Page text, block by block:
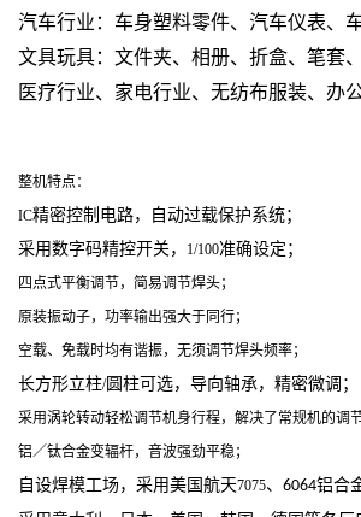
汽车行业：车身塑料零件、汽车仪表、
文具玩具：文件夹、相册、折盒、笔套
医疗行业、家电行业、无纺布服装、办
整机特点：
IC精密控制电路，自动过载保护系统；
采用数字码精控开关，
1/100准确设定；
四点式平衡调节，简易调节焊头；
原装振动子，功率输出强大于同行；
空载、免载时均有谐振，无须调节焊头频率；
长方形立柱/圆柱可选，导向轴承，精密微调；
采用涡轮转动轻松调节机身行程，解决了常规机的调节
铝／钛合金变辐杆，音波强劲平稳；
自设焊模工场，采用美国航天7075、 6064铝合